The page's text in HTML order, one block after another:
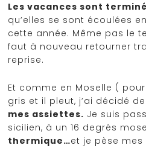
Les vacances sont
qu’elles se sont écoulées
cette année. Même pas le
faut à nouveau retourner
reprise.
Et comme en Moselle (
gris et il pleut, j’ai décidé
mes assiettes. Je suis
sicilien, à un 16 degrés
thermique…et je pèse mes